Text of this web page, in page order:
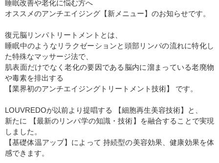
睡眠改善や老化に悩む方へ
オススメのアンチエイジング【新メニュー】のお知らせです。
復元脳リンパトリートメントとは、
睡眠中のようなリラクゼーションと頭部リンパの流れに特化し
た特殊なマッサージ法で、
肌表面だけでなく老化の要因である脳内に溜まっている老廃物
や毒素を排出する
【業界初のアンチエイジングトリートメント技術】 です。
LOUVREDOが以前より提唱する 【細胞再生美容技術】と、
新たに 【最新のリンパ学の知識・技術】を融合することで実現
しました。
【基礎体温アップ】によって 持続型の美容効果、健康効果を体
感できます。